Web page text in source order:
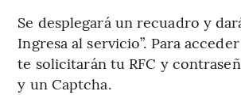
Se desplegará un recuadro y
Ingresa al servicio”. Para
te solicitarán tu RFC y
y un Captcha.